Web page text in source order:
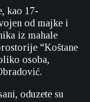
kao 17-
od majke i
iz mahale
“Koštane
osoba,
oduzete su